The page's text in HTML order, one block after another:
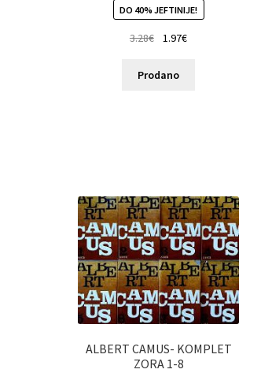
DO 40% JEFTINIJE!
3.28€ 1.97€
Prodano
ALBERT CAMUS- KOMPLET
ZORA 1-8